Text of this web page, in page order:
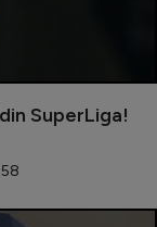
SuperLiga!